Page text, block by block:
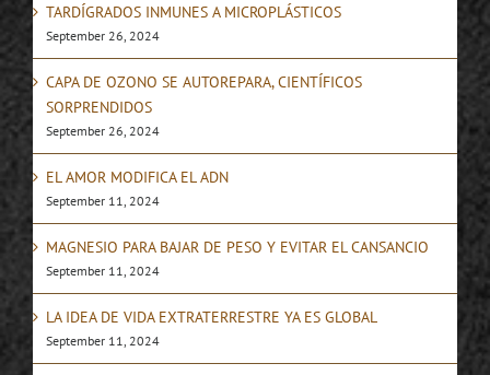
TARDÍGRADOS INMUNES A MICROPLÁSTICOS
September 26, 2024
CAPA DE OZONO SE AUTOREPARA, CIENTÍFICOS
SORPRENDIDOS
September 26, 2024
EL AMOR MODIFICA EL ADN
September 11, 2024
MAGNESIO PARA BAJAR DE PESO Y EVITAR EL CANSANCIO
September 11, 2024
LA IDEA DE VIDA EXTRATERRESTRE YA ES GLOBAL
September 11, 2024